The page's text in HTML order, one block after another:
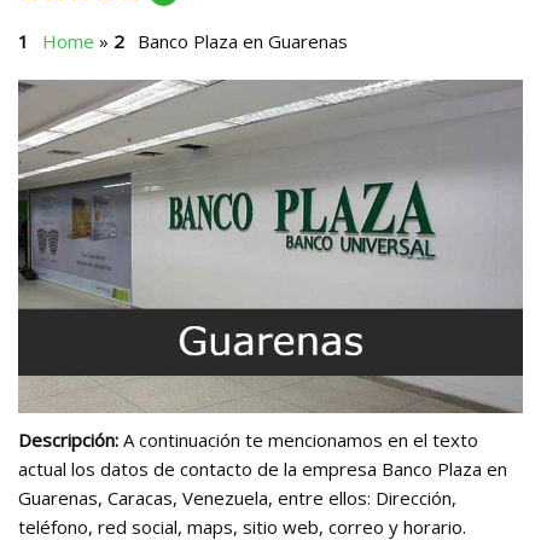
Home » Banco Plaza en Guarenas
Descripción: A continuación te mencionamos en el texto
actual los datos de contacto de la empresa Banco Plaza en
Guarenas, Caracas, Venezuela, entre ellos: Dirección,
teléfono, red social, maps, sitio web, correo y horario.